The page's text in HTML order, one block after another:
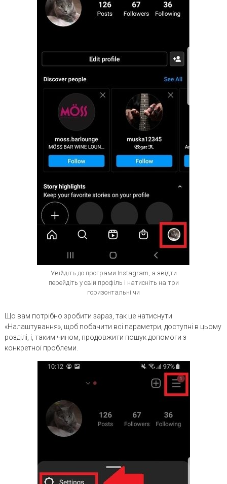
Увійдіть до програми Instagram, а звідти
перейдіть у свій профіль і натисніть на три
горизонтальні чи
Що вам потрібно зробити зараз, так це натиснути
«Налаштування», щоб побачити всі параметри, доступні в цьому
розділі, і, таким чином, продовжити пошук допомоги з
конкретної проблеми.